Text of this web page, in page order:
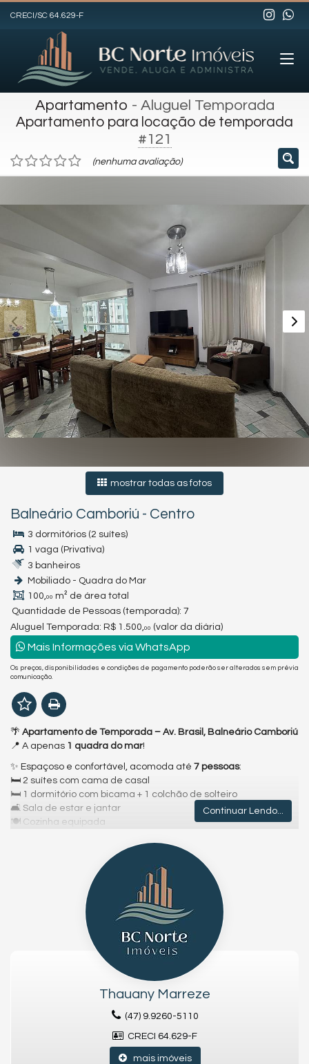
CRECI/SC 64.629-F
Apartamento - Aluguel Temporada
Apartamento para locação de temporada
#121
(nenhuma avaliação)
mostrar todas as fotos
Balneário Camboriú - Centro
3 dormitórios (2 suítes)
1 vaga (Privativa)
3 banheiros
Mobiliado - Quadra do Mar
100,00 m² de área total
Quantidade de Pessoas (temporada): 7
Aluguel Temporada: R$ 1.500,00 (valor da diária)
Mais Informações via WhatsApp
Os preços, disponibilidades e condições de pagamento poderão ser alterados sem prévia
comunicação.
🌴 Apartamento de Temporada – Av. Brasil, Balneário Camboriú
📍 A apenas 1 quadra do mar!
✨ Espaçoso e confortável, acomoda até 7 pessoas:
🛏️ 2 suítes com cama de casal
🛏️ 1 dormitório com bicama + 1 colchão de solteiro
🛋️ Sala de estar e jantar
🍽️ Cozinha equipada
🚗 1 vaga de garagem privativa
➕ Possibilidade de alugar uma vaga extra no prédio (consultar
Consulte valores conforme o período desejado.
Ideal para curtir momentos incríveis em família ou entre
amigos, com conforto e excelente localização!
Características do Imóvel
Continuar Lendo...
Thauany Marreze
(47) 9.9260-5110
CRECI 64.629-F
mais imóveis